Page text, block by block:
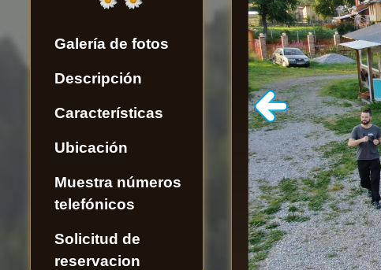
Galería de fotos
Descripción
Características
Ubicación
Muestra números
telefónicos
Solicitud de
reservacion